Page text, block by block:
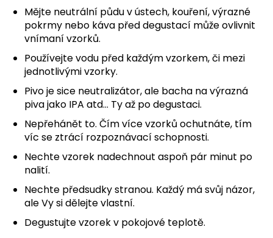
Mějte neutrální půdu v ústech, kouření, výrazné
pokrmy nebo káva před degustací může ovlivnit
vnímaní vzorků.
Používejte vodu před každým vzorkem, či mezi
jednotlivými vzorky.
Pivo je sice neutralizátor, ale bacha na výrazná
piva jako IPA atd... Ty až po degustaci.
Nepřehánět to. Čím více vzorků ochutnáte, tím
víc se ztrácí rozpoznávací schopnosti.
Nechte vzorek nadechnout aspoň pár minut po
nalití.
Nechte předsudky stranou. Každý má svůj názor,
ale Vy si dělejte vlastní.
Degustujte vzorek v pokojové teplotě.
í
HLEDAT
D
p
u